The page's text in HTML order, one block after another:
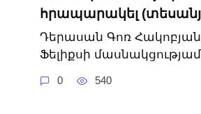
հրապարակել
Դերասան Գոռ
Ֆելիքսի
0 540